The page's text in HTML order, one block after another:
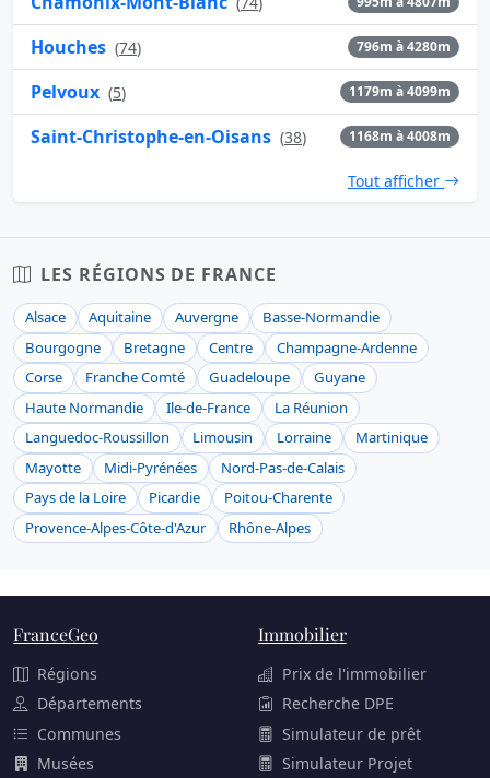
Houches (74) 796m à 4280m
Pelvoux (5) 1179m à 4099m
Saint-Christophe-en-Oisans (38) 1168m à 4008m
Tout afficher
LES RÉGIONS DE FRANCE
Alsace Aquitaine Auvergne
Basse-Normandie
Bourgogne
Bretagne Centre
Champagne-Ardenne
Corse
Franche Comté Guadeloupe
Guyane
Haute Normandie
Ile-de-France
La Réunion
Languedoc-Roussillon
Limousin Lorraine
Martinique
Mayotte
Midi-Pyrénées
Nord-Pas-de-Calais
Pays de la Loire
Picardie
Poitou-Charente
Provence-Alpes-Côte-d'Azur
Rhône-Alpes
FranceGeo
Régions
Départements
Communes
Musées
Immobilier
Prix de l'immobilier
Recherche DPE
Simulateur de prêt
Simulateur Projet